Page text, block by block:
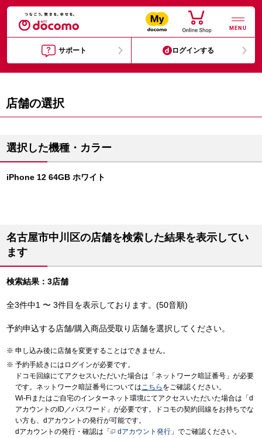
MENU
サポート ログインする
店舗の選択
選択した機種・カラー
iPhone 12 64GB ホワイト
名古屋市中川区の店舗を検索した結果を表示してい
ます
検索結果：3店舗
全3件中1 〜 3件目を表示しております。(50音順)
予約申込する店舗/購入商品受取り店舗を選択してください。
申し込み後に店舗を変更することはできません。
予約手続きにはログインが必要です。
ドコモ回線にてアクセスいただいた場合は「ネットワーク暗証番号」が必要
です。ネットワーク暗証番号についてはこちら をご確認ください。
Wi-Fiまたはご自宅のインターネット環境にてアクセスいただいた場合は「d
アカウントのID／パスワード」が必要です。ドコモの契約回線をお持ちでな
い方も、dアカウントの発行が可能です。
dアカウントの発行・確認は「
dアカウント発行 」でご確認ください。